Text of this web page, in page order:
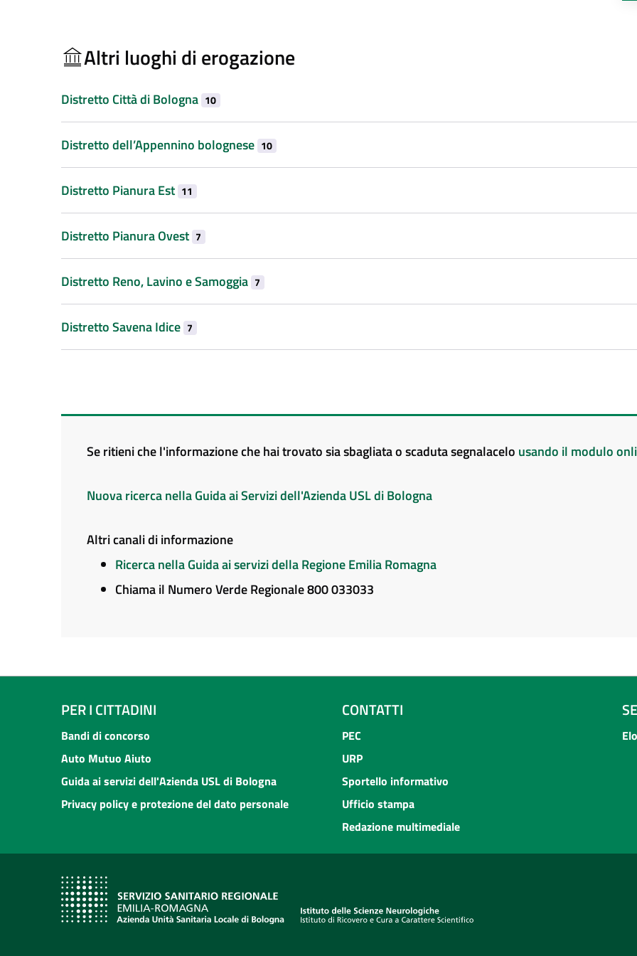
Altri luoghi di erogazione
Distretto Città di Bologna 10
Distretto dell’Appennino bolognese 10
Distretto Pianura Est 11
Distretto Pianura Ovest 7
Distretto Reno, Lavino e Samoggia 7
Distretto Savena Idice 7
Se ritieni che l'informazione che hai trovato sia sbagliata o scaduta segnalacelo usando il modulo
Nuova ricerca nella Guida ai Servizi dell'Azienda USL di Bologna
Altri canali di informazione
Ricerca nella Guida ai servizi della Regione Emilia Romagna
Chiama il Numero Verde Regionale 800 033033
PER I CITTADINI
Bandi di concorso
Auto Mutuo Aiuto
Guida ai servizi dell'Azienda USL di Bologna
Privacy policy e protezione del dato personale
CONTATTI
PEC
URP
Sportello informativo
Ufficio stampa
Redazione multimediale